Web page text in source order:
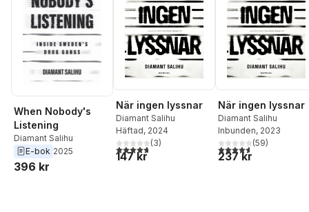
When Nobody's
Listening
Diamant Salihu
E-bok 2025
396 kr
När ingen lyssnar
Diamant Salihu
Häftad, 2024
4,7utav 5 stjärnor. Totalt antal röster:
(3)
147 kr
När ingen lyssnar
Diamant Salihu
Inbunden, 2023
4,6utav 5 stjärnor.
(59)
237 kr